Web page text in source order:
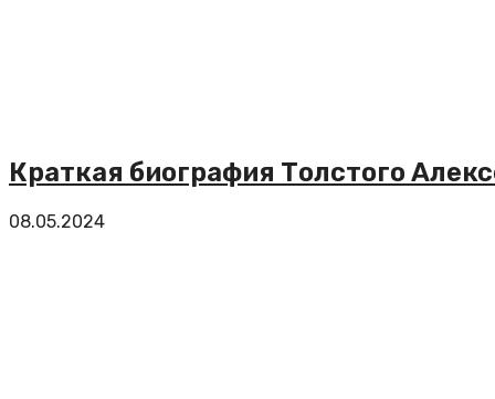
Краткая биография Толстого
08.05.2024